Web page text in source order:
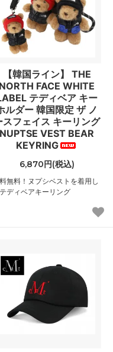
【韓国ライン】 THE
NORTH FACE WHITE
テディベア キー
ルダー 韓国限定 ザ ノ
スフェイス キーリング
NUPTSE VEST BEAR
KEYRING
6,870円(税込)
無料！ヌプシベストを着用し
ディベアキーリング